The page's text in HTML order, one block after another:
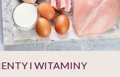
I WITAMINY